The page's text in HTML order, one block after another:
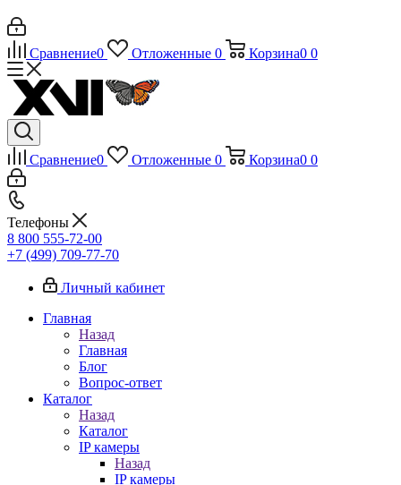
Сравнение0 Отложенные 0 Корзина0 0
Сравнение0 Отложенные 0 Корзина0 0
Телефоны
8 800 555-72-00
+7 (499) 709-77-70
Личный кабинет
Главная
Назад
Главная
Блог
Вопрос-ответ
Каталог
Назад
Каталог
IP камеры
Назад
IP камеры